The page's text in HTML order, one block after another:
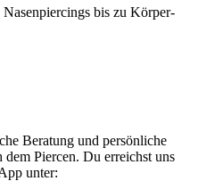
bis zu Körper-
Beratung und persönliche
Piercen. Du erreichst uns
unter: